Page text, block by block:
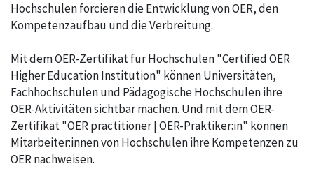
Hochschulen forcieren die Entwicklung von OER, den
Kompetenzaufbau und die Verbreitung.
Mit dem OER-Zertifikat für Hochschulen "Certified OER
Higher Education Institution" können Universitäten,
Fachhochschulen und Pädagogische Hochschulen ihre
OER-Aktivitäten sichtbar machen. Und mit dem OER-
Zertifikat "OER practitioner | OER-Praktiker:in" können
Mitarbeiter:innen von Hochschulen ihre Kompetenzen zu
OER nachweisen.